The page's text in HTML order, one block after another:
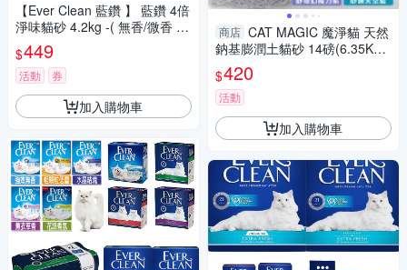
【Ever Clean 藍鑽 】 藍鑽 4倍
淨味貓砂 4.2kg -( 無香/微香 /
長效淨味21天)
$449
活動 券
加入購物車
商店 CAT MAGIC 魔淨貓 天然
鈉基膨潤土貓砂 14磅(6.35KG)
舒奇幻魔力紫｜舒適天空藍 貓
砂
$420
活動
加入購物車